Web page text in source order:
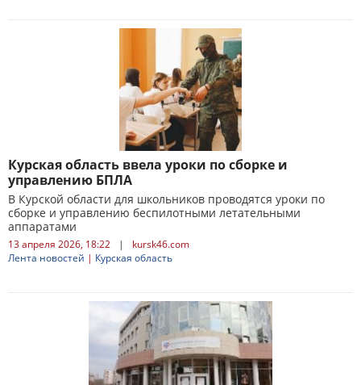
Курская область ввела уроки по сборке и
управлению БПЛА
В Курской области для школьников проводятся уроки по
сборке и управлению беспилотными летательными
аппаратами
13 апреля 2026, 18:22 |
kursk46.com
Лента новостей | Курская область